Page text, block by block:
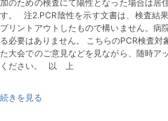
のための検査にて陽性となった場合は居
。 注2.PCR陰性を示す文書は、検査結
リントアウトしたもので構いません。病
必要はありません。 こちらのPCR検査
大会でのご意見などを見ながら、随時ア
ださい。 以 上
続きを見る